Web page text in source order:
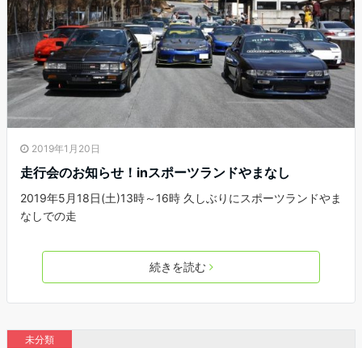
2019年1月20日
走行会のお知らせ！inスポーツランドやまなし
2019年5月18日(土)13時～16時 久しぶりにスポーツランドやま
なしでの走
続きを読む
未分類